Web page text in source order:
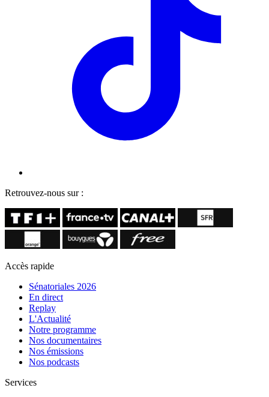
Retrouvez-nous sur :
Accès rapide
Sénatoriales 2026
En direct
Replay
L'Actualité
Notre programme
Nos documentaires
Nos émissions
Nos podcasts
Services